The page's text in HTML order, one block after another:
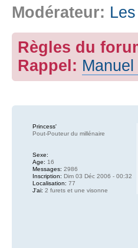
Modérateur:
Règles du
Rappel:
Princess'
Pout-Pouteur du millénaire
Sexe:
Age: 16
Messages: 2986
Inscription: Dim 03 Déc 2006 - 00:32
Localisation: 77
J'ai: 2 furets et une visonne